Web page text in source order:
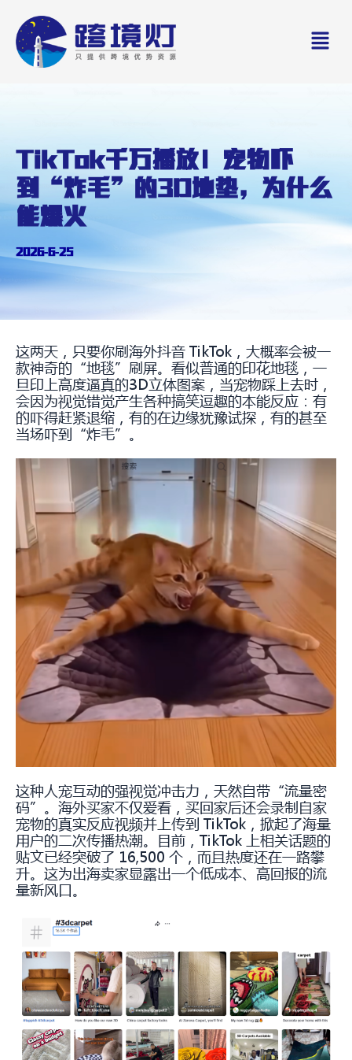
content
Menu
TikTok千万播放！宠物吓
到“炸毛”的3D地垫，为什么
能爆火
2026-6-25
这两天，只要你刷海外抖音 TikTok，大概率会被一
款神奇的“地毯”刷屏。看似普通的印花地毯，一
旦印上高度逼真的3D立体图案，当宠物踩上去时，
会因为视觉错觉产生各种搞笑逗趣的本能反应：有
的吓得赶紧退缩，有的在边缘犹豫试探，有的甚至
当场吓到“炸毛”。
这种人宠互动的强视觉冲击力，天然自带“流量密
码”。海外买家不仅爱看，买回家后还会录制自家
宠物的真实反应视频并上传到 TikTok，掀起了海量
用户的二次传播热潮。目前，TikTok 上相关话题的
贴文已经突破了 16,500 个，而且热度还在一路攀
升。这为出海卖家显露出一个低成本、高回报的流
量新风口。